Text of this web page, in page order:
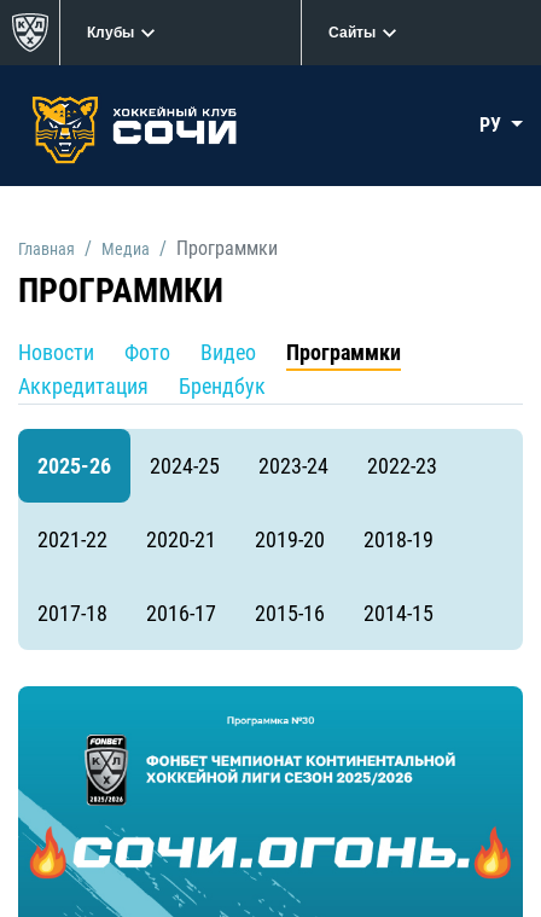
Клубы Сайты
РУ
Главная Медиа Программки
ПРОГРАММКИ
Новости Фото Видео
Программки
Аккредитация
Брендбук
2025-26 2024-25 2023-24 2022-23
2021-22 2020-21 2019-20 2018-19
2017-18 2016-17 2015-16 2014-15